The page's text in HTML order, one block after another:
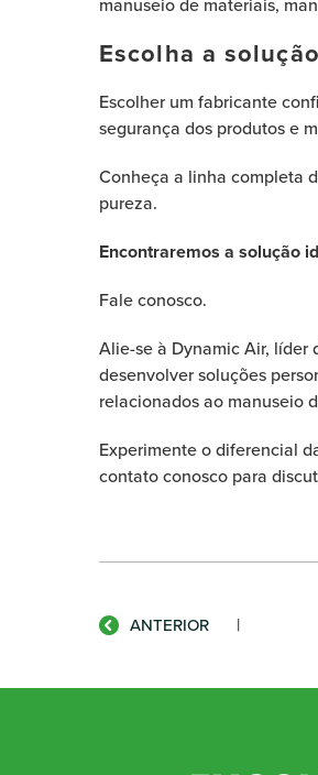
Escolha a
Escolher um fabricante
segurança dos produtos e
Conheça a linha completa
pureza.
Encontraremos a solução
Fale conosco.
Alie-se à Dynamic Air, líder
desenvolver soluções
relacionados ao manuseio
Experimente o diferencial
contato conosco para
ANTERIOR |